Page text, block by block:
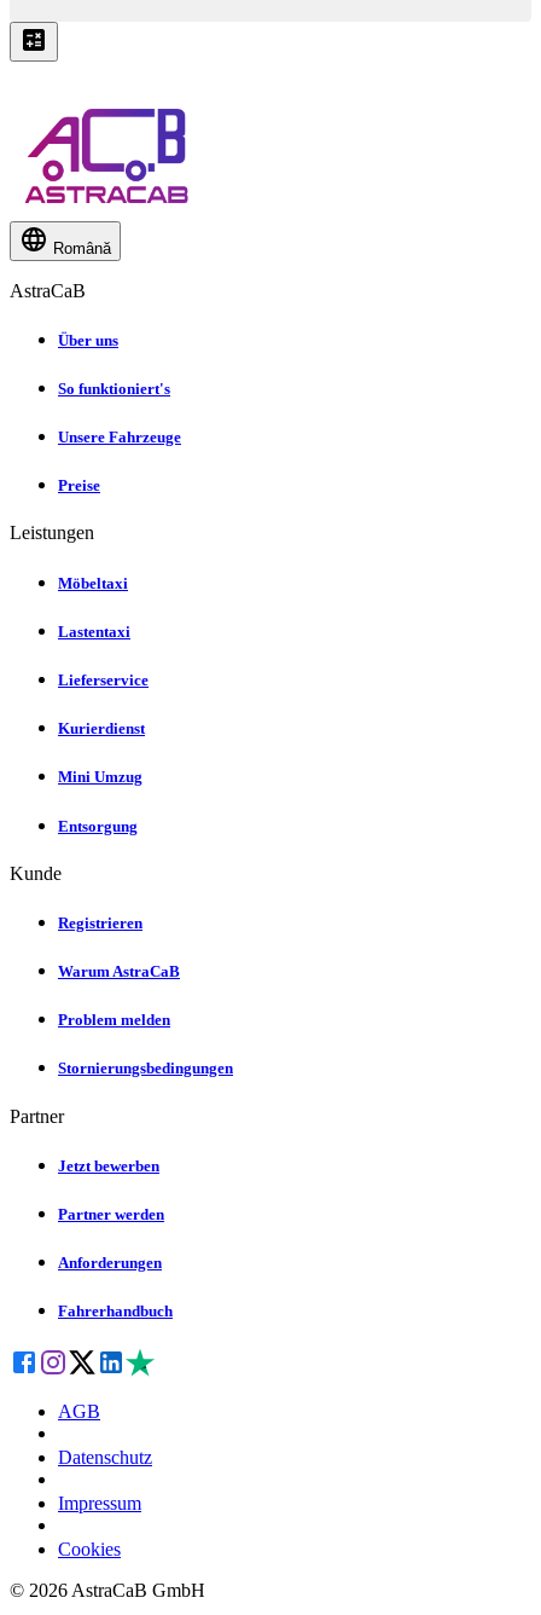
Română
AstraCaB
Über uns
So funktioniert's
Unsere Fahrzeuge
Preise
Leistungen
Möbeltaxi
Lastentaxi
Lieferservice
Kurierdienst
Mini Umzug
Entsorgung
Kunde
Registrieren
Warum AstraCaB
Problem melden
Stornierungsbedingungen
Partner
Jetzt bewerben
Partner werden
Anforderungen
Fahrerhandbuch
AGB
Datenschutz
Impressum
Cookies
© 2026AstraCaB GmbH